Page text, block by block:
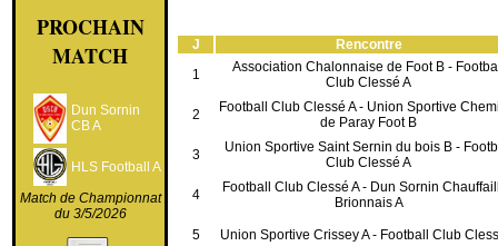
PROCHAIN
MATCH
Dun Sornin
CB A
HLS Football A
Match de Championnat
du 3/5/2026
J
Rencontre
1
Association Chalonnaise de Foot B -
Club Clessé A
2
Football Club Clessé A - Union Sportive
de Paray Foot B
3
Union Sportive Saint Sernin du bois B -
Club Clessé A
4
Football Club Clessé A - Dun Sornin
Brionnais A
5 Union Sportive Crissey A - Football Club